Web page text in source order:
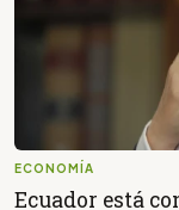
ECONOMÍA
Ecuador está